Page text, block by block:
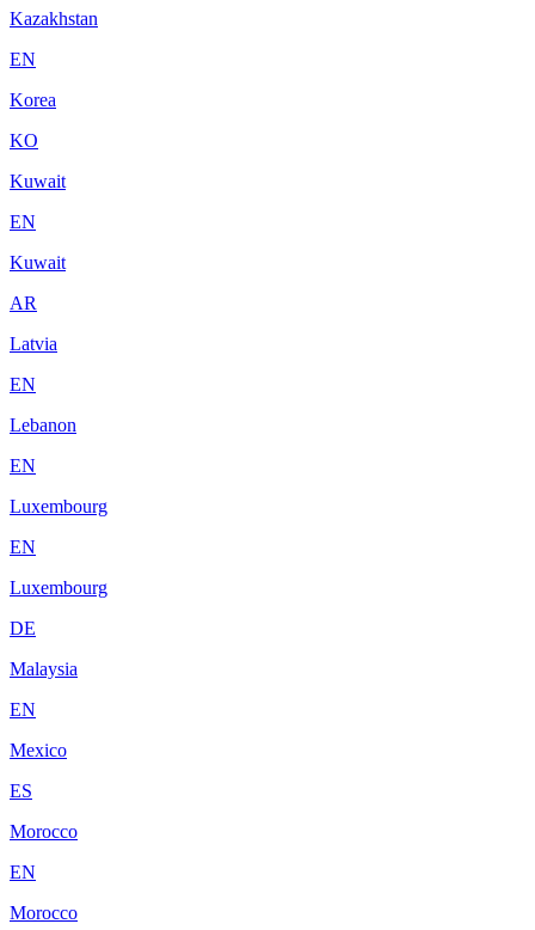
Kazakhstan
EN
Korea
KO
Kuwait
EN
Kuwait
AR
Latvia
EN
Lebanon
EN
Luxembourg
EN
Luxembourg
DE
Malaysia
EN
Mexico
ES
Morocco
EN
Morocco